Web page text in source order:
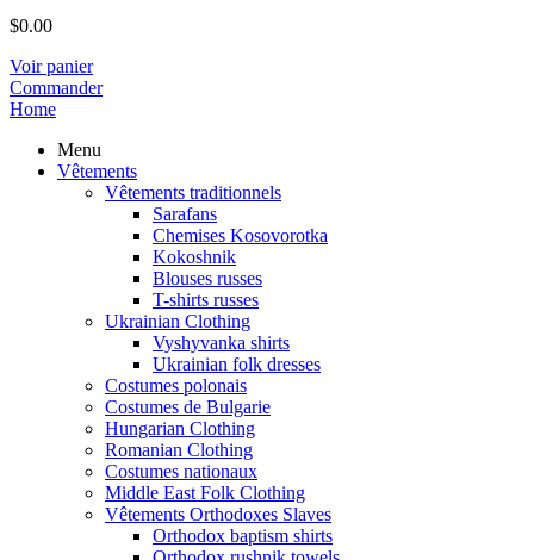
$0.00
Voir panier
Commander
Home
Menu
Vêtements
Vêtements traditionnels
Sarafans
Chemises Kosovorotka
Kokoshnik
Blouses russes
T-shirts russes
Ukrainian Clothing
Vyshyvanka shirts
Ukrainian folk dresses
Costumes polonais
Costumes de Bulgarie
Hungarian Clothing
Romanian Clothing
Costumes nationaux
Middle East Folk Clothing
Vêtements Orthodoxes Slaves
Orthodox baptism shirts